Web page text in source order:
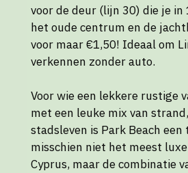
voor de deur (lijn 30) die je
het oude centrum en de
voor maar €1,50! Ideaal om
verkennen zonder auto.
Voor wie een lekkere rustige
met een leuke mix van
stadsleven is Park Beach een
misschien niet het meest
Cyprus, maar de combinatie